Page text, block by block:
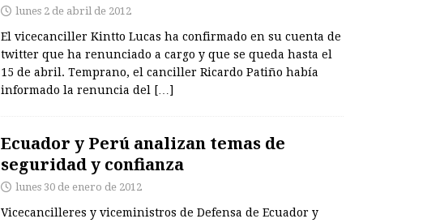
lunes 2 de abril de 2012
El vicecanciller Kintto Lucas ha confirmado en su cuenta de
twitter que ha renunciado a cargo y que se queda hasta el
15 de abril. Temprano, el canciller Ricardo Patiño había
informado la renuncia del
[…]
Ecuador y Perú analizan temas de
seguridad y confianza
lunes 30 de enero de 2012
Vicecancilleres y viceministros de Defensa de Ecuador y